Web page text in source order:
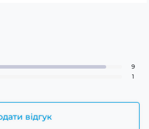
відгук
9
1